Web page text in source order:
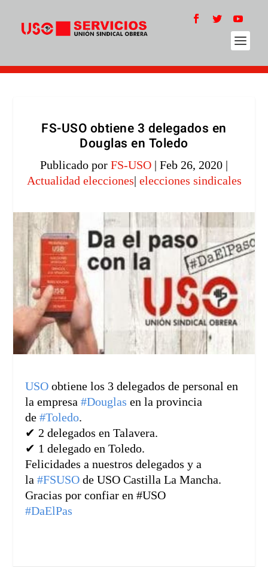
FS-USO obtiene 3 delegados en
Douglas en Toledo
Publicado por FS-USO | Feb 26, 2020 |
Actualidad elecciones| elecciones sindicales
USO obtiene los 3 delegados de personal en
la empresa#Douglas en la provincia
de#Toledo.
✔ 2 delegados en Talavera.
✔ 1 delegado en Toledo.
Felicidades a nuestros delegados y a
la#FSUSO de USO Castilla La Mancha.
Gracias por confiar en #USO
#DaElPas